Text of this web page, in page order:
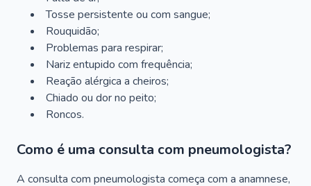
Tosse persistente ou com sangue;
Rouquidão;
Problemas para respirar;
Nariz entupido com frequência;
Reação alérgica a cheiros;
Chiado ou dor no peito;
Roncos.
Como é uma consulta com pneumologista?
A consulta com pneumologista começa com a anamnese,